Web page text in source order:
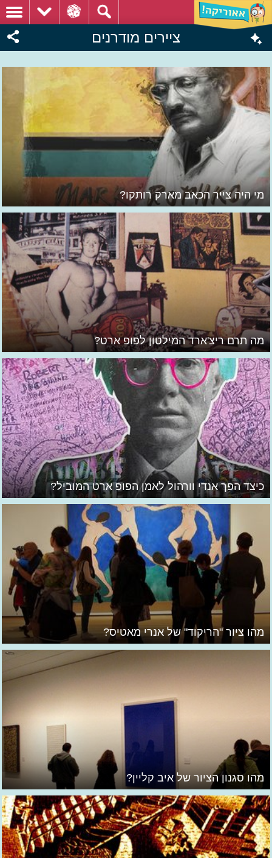
ציירים מודרנים
מי היה צייר הכאב מארק רותקו?
מה תרם ריצ'ארד המילטון לפופ ארט?
כיצד הפך אנדי וורהול לאמן הפופ ארט המוביל?
מהו ציור "הריקוד" של אנרי מאטיס?
מהו סגנון הציור של איב קליין?